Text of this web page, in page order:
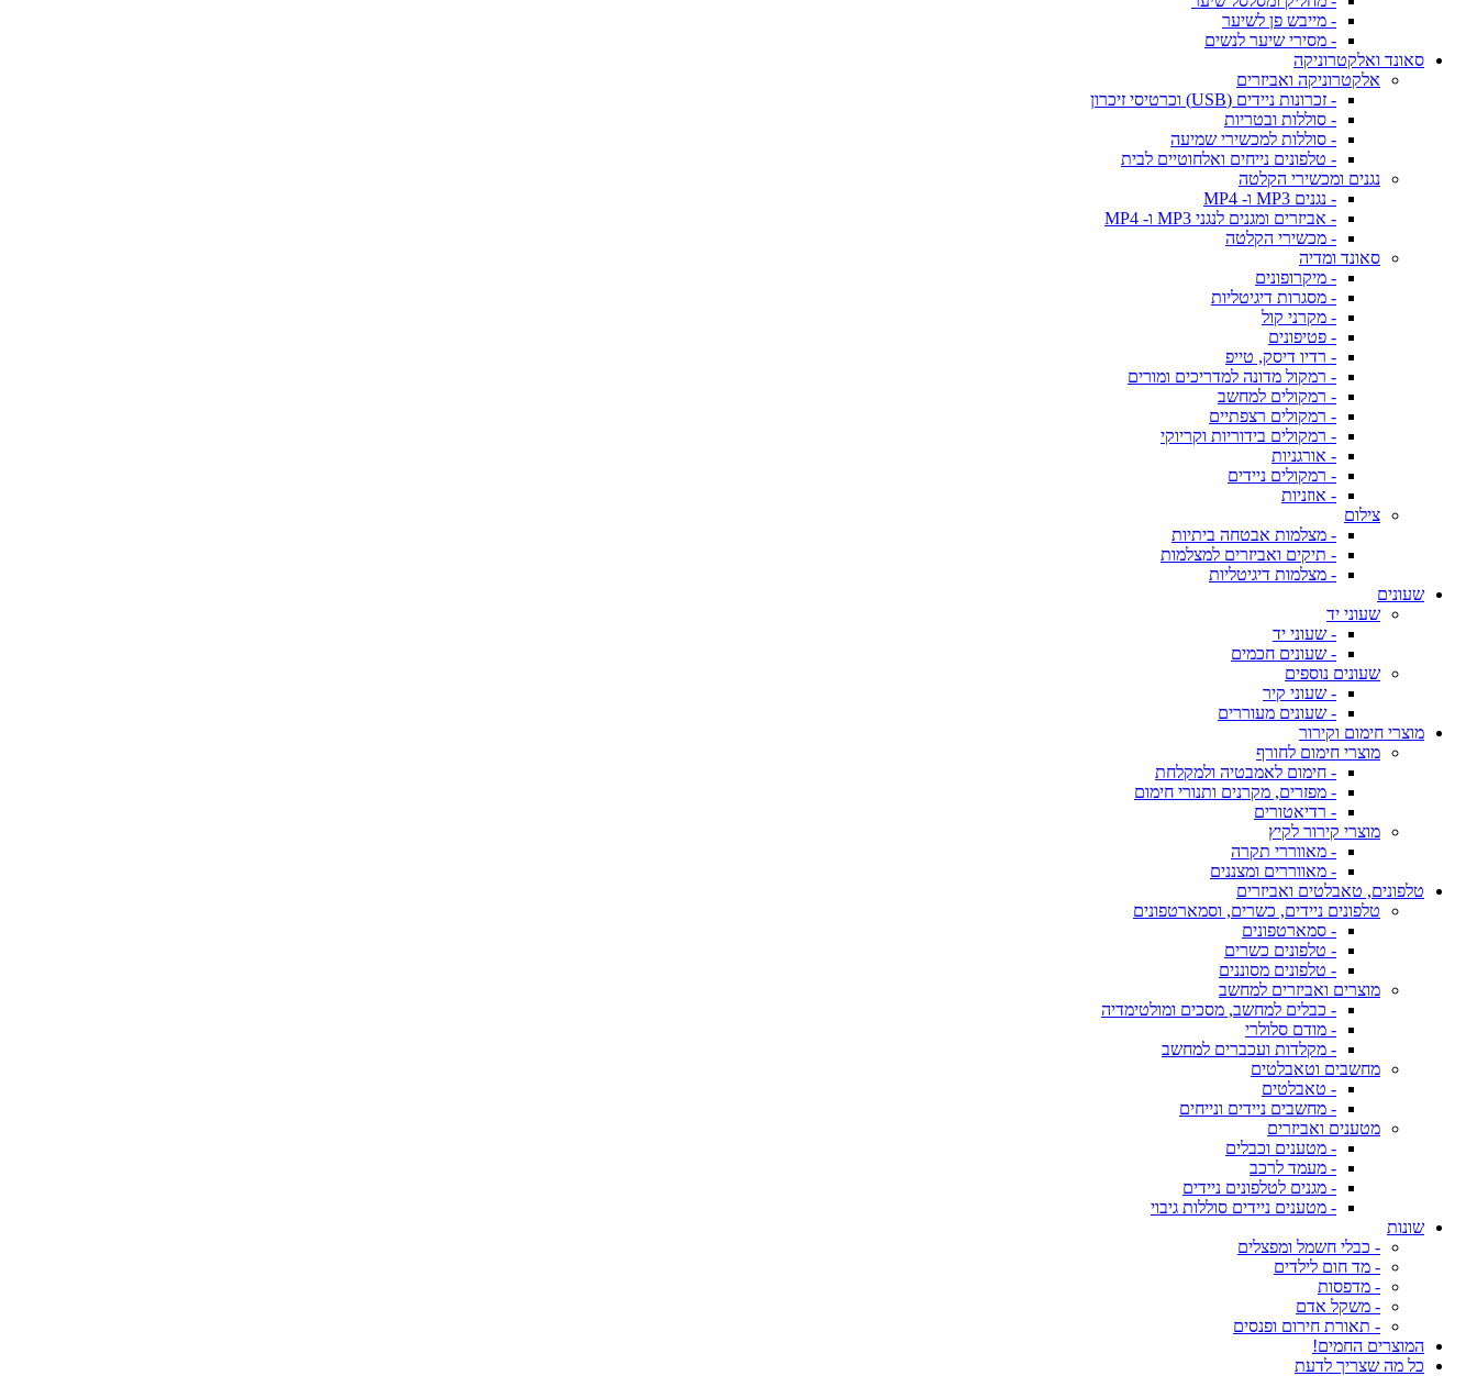
- מייבש פן לשיער
- מסירי שיער לנשים
סאונד ואלקטרוניקה
אלקטרוניקה ואביזרים
- זכרונות ניידים (USB) וכרטיסי זיכרון
- סוללות ובטריות
- סוללות למכשירי שמיעה
- טלפונים נייחים ואלחוטיים לבית
נגנים ומכשירי הקלטה
- נגנים MP3 ו- MP4
- אביזרים ומגנים לנגני MP3 ו- MP4
- מכשירי הקלטה
סאונד ומדיה
- מיקרופונים
- מסגרות דיגיטליות
- מקרני קול
- פטיפונים
- רדיו דיסק, טייפ
- רמקול מדונה למדריכים ומורים
- רמקולים למחשב
- רמקולים רצפתיים
- רמקולים בידוריות וקריוקי
- אורגניות
- רמקולים ניידים
- אוזניות
צילום
- מצלמות אבטחה ביתיות
- תיקים ואביזרים למצלמות
- מצלמות דיגיטליות
שעונים
שעוני יד
- שעוני יד
- שעונים חכמים
שעונים נוספים
- שעוני קיר
- שעונים מעוררים
מוצרי חימום וקירור
מוצרי חימום לחורף
- חימום לאמבטיה ולמקלחת
- מפזרים, מקרנים ותנורי חימום
- רדיאטורים
מוצרי קירור לקיץ
- מאווררי תקרה
- מאווררים ומצננים
טלפונים, טאבלטים ואביזרים
טלפונים ניידים, כשרים, וסמארטפונים
- סמארטפונים
- טלפונים כשרים
- טלפונים מסוננים
מוצרים ואביזרים למחשב
- כבלים למחשב, מסכים ומולטימדיה
- מודם סלולרי
- מקלדות ועכברים למחשב
מחשבים וטאבלטים
- טאבלטים
- מחשבים ניידים ונייחים
מטענים ואביזרים
- מטענים וכבלים
- מעמד לרכב
- מגנים לטלפונים ניידים
- מטענים ניידים סוללות גיבוי
שונות
- כבלי חשמל ומפצלים
- מד חום לילדים
- מדפסות
- משקל אדם
- תאורת חירום ופנסים
המוצרים החמים!
כל מה שצריך לדעת